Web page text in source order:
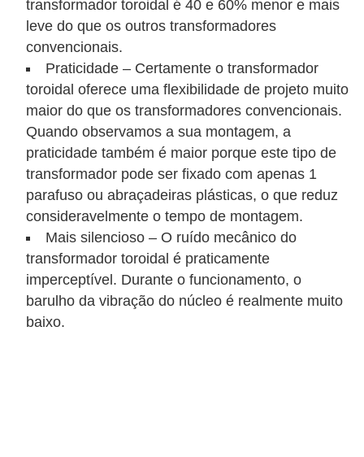
transformador toroidal é 40 e 60% menor e mais
leve do que os outros transformadores
convencionais.
Praticidade – Certamente o transformador
toroidal oferece uma flexibilidade de projeto muito
maior do que os transformadores convencionais.
Quando observamos a sua montagem, a
praticidade também é maior porque este tipo de
transformador pode ser fixado com apenas 1
parafuso ou abraçadeiras plásticas, o que reduz
consideravelmente o tempo de montagem.
Mais silencioso – O ruído mecânico do
transformador toroidal é praticamente
imperceptível. Durante o funcionamento, o
barulho da vibração do núcleo é realmente muito
baixo.
e
C
s
o
s
d
e
l
é
t